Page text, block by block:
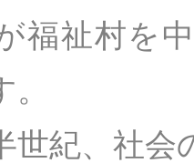
福祉村を
世紀、社会